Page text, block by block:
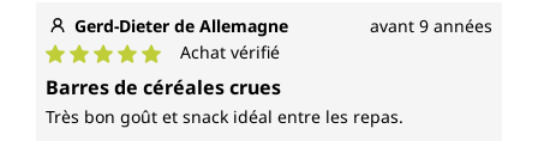
Gerd-Dieter de Allemagne avant 9 années
Note moyenne de 5 sur 5 étoiles
Achat vérifié
Barres de céréales crues
Très bon goût et snack idéal entre les repas.